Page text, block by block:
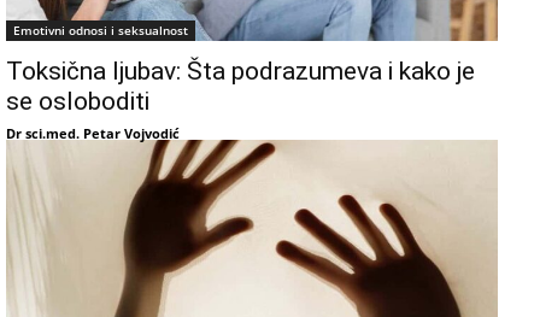
Emotivni odnosi i seksualnost
Toksična ljubav: Šta podrazumeva i kako je
se osloboditi
Dr sci.med. Petar Vojvodić